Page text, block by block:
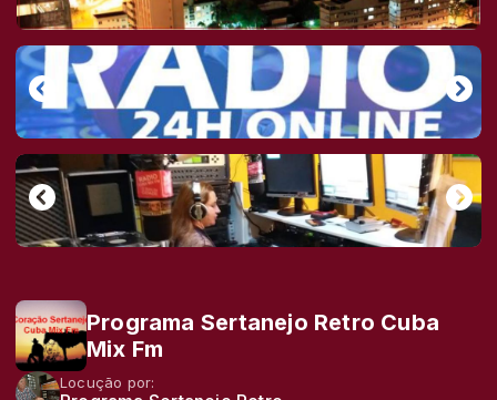
Programa Sertanejo Retro Cuba
Mix Fm
Locução por: